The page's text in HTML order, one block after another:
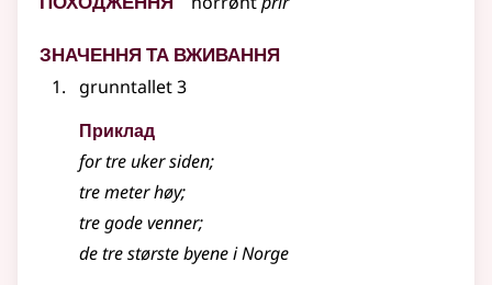
Значення та вживання
grunntallet 3
Приклад
fortre uker siden;
tre meter høy;
tre gode venner;
de tre største byene i Norge